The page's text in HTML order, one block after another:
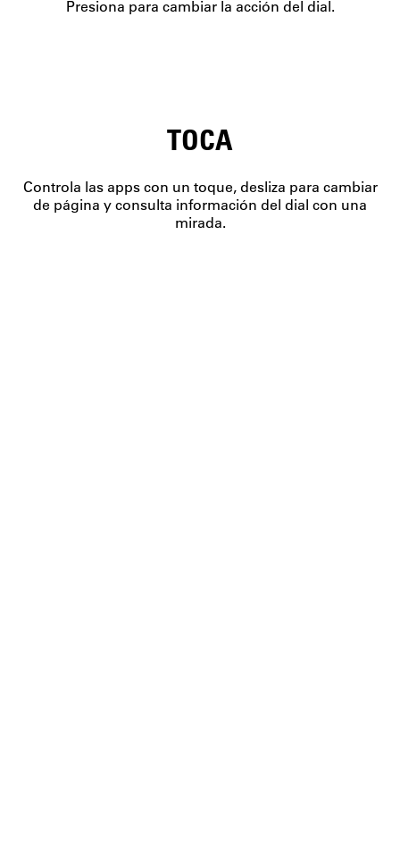
Presiona para cambiar la acción del dial.
TOCA
Controla las apps con un toque, desliza para cambiar
de página y consulta información del dial con una
mirada.